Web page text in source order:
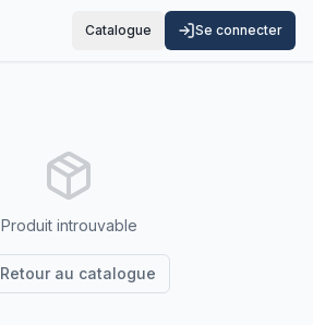
Catalogue Se connecter
Produit introuvable
Retour au catalogue